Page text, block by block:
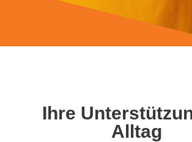
Ihre
Alltag